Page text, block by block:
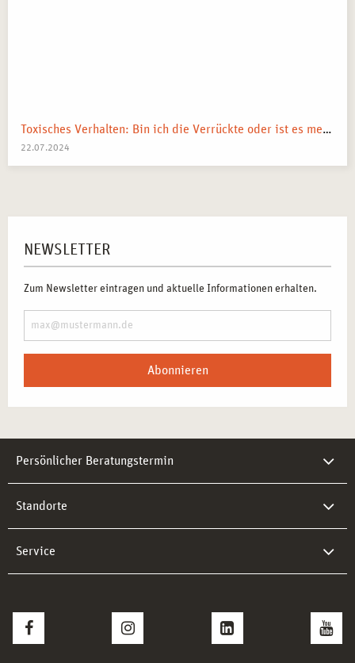
Toxisches Verhalten: Bin ich die Verrückte oder ist es mein Umfeld?
22.07.2024
NEWSLETTER
Zum Newsletter eintragen und aktuelle Informationen erhalten.
Abonnieren
Persönlicher Beratungstermin
Standorte
Service